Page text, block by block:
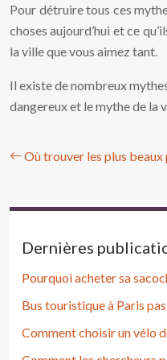
Pour détruire tous ces
choses aujourd’hui et ce
la ville que vous aimez tant.
Il existe de nombreux
dangereux et le mythe de la
Où trouver les plus beaux
Dernières
Pourquoi acheter sa
Bus touristique à Paris
Comment choisir un vélo